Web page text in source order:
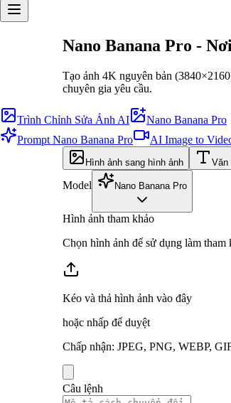
Nano Banana Pro -
Tạo ảnh 4K nguyên bản
chuyên gia yêu cầu.
Trình Chỉnh Sửa Ảnh AI
Nano Banana Pro
Prompt Nano Banana Pro
AI Image to
Hình ảnh sang hình ảnh Văn
Model Nano Banana Pro
Hình ảnh tham khảo
Chọn hình ảnh để sử dụng làm tham
Kéo và thả hình ảnh vào đây
hoặc nhấp để duyệt
Chấp nhận: JPEG, PNG, WEBP,
Câu lệnh